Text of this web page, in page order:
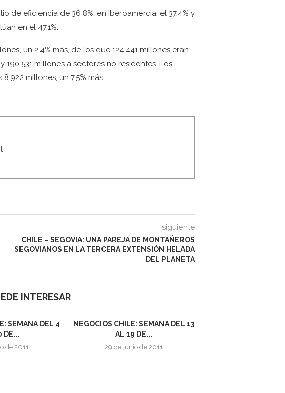
de eficiencia de 36,8%, en Iberoamércia, el 37,4% y
en el 47,1%.
un 2,4% más, de los que 124.441 millones eran
190.531 millones a sectores no residentes. Los
millones, un 7,5% más.
siguiente
CHILE – SEGOVIA: UNA PAREJA DE MONTAÑEROS
SEGOVIANOS EN LA TERCERA EXTENSIÓN HELADA
DEL PLANETA
INTERESAR
SEMANA DEL 4
DE...
de 2011
NEGOCIOS CHILE: SEMANA DEL 13
AL 19 DE...
29 de junio de 2011